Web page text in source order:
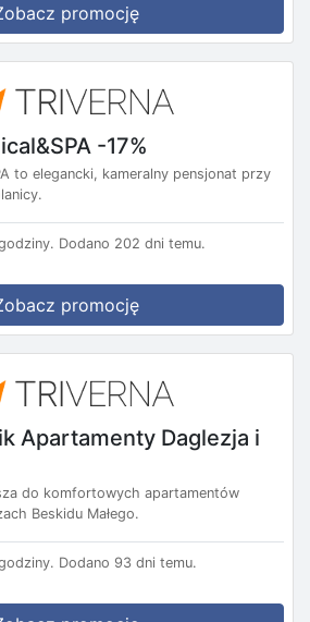
promocję
-17%
to elegancki, kameralny pensjonat przy
Dodano 202 dni temu.
promocję
Apartamenty Daglezja i
do komfortowych apartamentów
Beskidu Małego.
Dodano 93 dni temu.